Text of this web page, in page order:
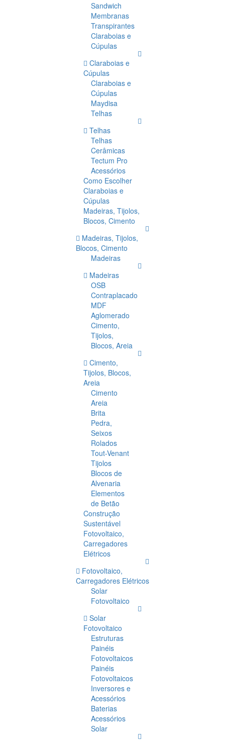
Sandwich
Membranas
Transpirantes
Claraboias e
Cúpulas
Claraboias e
Cúpulas
Claraboias e
Cúpulas
Maydisa
Telhas
Telhas
Telhas
Cerâmicas
Tectum Pro
Acessórios
Como Escolher
Claraboias e
Cúpulas
Madeiras, Tijolos,
Blocos, Cimento
Madeiras, Tijolos,
Blocos, Cimento
Madeiras
Madeiras
OSB
Contraplacado
MDF
Aglomerado
Cimento,
Tijolos,
Blocos, Areia
Cimento,
Tijolos, Blocos,
Areia
Cimento
Areia
Brita
Pedra,
Seixos
Rolados
Tout-Venant
Tijolos
Blocos de
Alvenaria
Elementos
de Betão
Construção
Sustentável
Fotovoltaico,
Carregadores
Elétricos
Fotovoltaico,
Carregadores Elétricos
Solar
Fotovoltaico
Solar
Fotovoltaico
Estruturas
Painéis
Fotovoltaicos
Painéis
Fotovoltaicos
Inversores e
Acessórios
Baterias
Acessórios
Solar